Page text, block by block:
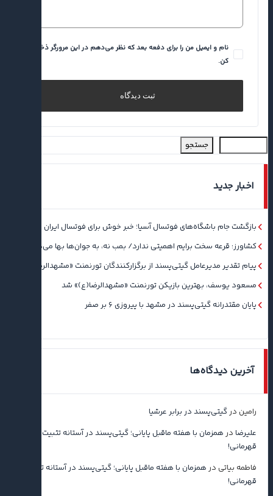
نام و ایمیل من را برای دفعه بعد که نظر می‌دهم در این مرورگر ذخیره
کن.
جستجو
اخبار جدید
بازگشت جام باشگاه‌های فوتسال آسیا؛ خبر خوش برای فوتسال ایران
کشاورز: قرعه سخت برایم اهمیتی ندارد/ بمب نه، به جوان‌ها بها می‌دهم
پیام تقدیر مدیرعامل گیتی‌پسند از برگزارکنندگان تورنمنت «مشهدالرضا(ع)»
مسعود یوسف، بهترین بازیکن تورنمنت «مشهدالرضا(ع)» شد
پایان مقتدرانه گیتی‌پسند در مشهد با پیروزی ۶ بر صفر
آخرین دیدگاه‌ها
رامین درگیتی‌پسند در برابر عرشیا
علیرضا در همزمان با هفته ماقبل پایانی؛ گیتی‌پسند در آستانه تثبیت
قهرمانی!
فاطمه بیاتی در همزمان با هفته ماقبل پایانی؛ گیتی‌پسند در آستانه تثبیت
قهرمانی!